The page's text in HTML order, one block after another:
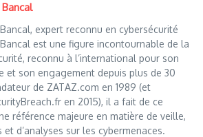
expert reconnu en cybersécurité
est une figure incontournable de la
reconnu à l’international pour son
et son engagement depuis plus de 30
de ZATAZ.com en 1989 (et
en 2015), il a fait de ce
référence majeure en matière de veille,
et d’analyses sur les cybermenaces.